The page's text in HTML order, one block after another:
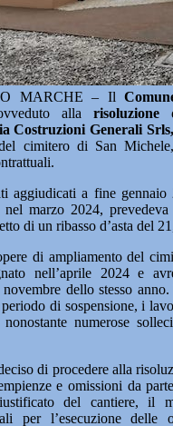
MARCHE – Il
alla risoluzione
Costruzioni Generali Srls,
cimitero di San
aggiudicati a fine
nel marzo 2024,
di un ribasso d’asta del
di ampliamento del
nell’aprile 2024 e
dello stesso
di sospensione, i
numerose
di procedere alla
e omissioni da
del cantiere, il
per l’esecuzione delle